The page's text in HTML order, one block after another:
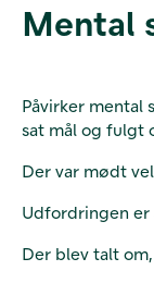
Mental
Påvirker mental
sat mål og fulgt
Der var mødt
Udfordringen
Der blev talt